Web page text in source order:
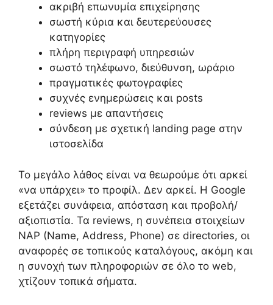
ακριβή επωνυμία επιχείρησης
σωστή κύρια και δευτερεύουσες
κατηγορίες
πλήρη περιγραφή υπηρεσιών
σωστό τηλέφωνο, διεύθυνση, ωράριο
πραγματικές φωτογραφίες
συχνές ενημερώσεις και posts
reviews με απαντήσεις
σύνδεση με σχετική landing page στην
ιστοσελίδα
Το μεγάλο λάθος είναι να θεωρούμε ότι αρκεί
«να υπάρχει» το προφίλ. Δεν αρκεί. Η Google
εξετάζει συνάφεια, απόσταση και προβολή/
αξιοπιστία. Τα reviews, η συνέπεια στοιχείων
NAP (Name, Address, Phone) σε directories, οι
αναφορές σε τοπικούς καταλόγους, ακόμη και
η συνοχή των πληροφοριών σε όλο το web,
χτίζουν τοπικά σήματα.